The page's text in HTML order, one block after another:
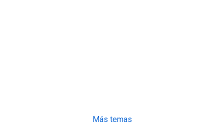
Más temas